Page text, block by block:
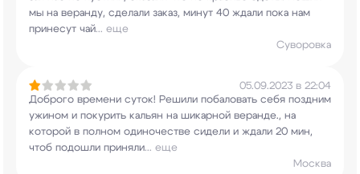
мы на веранду, сделали заказ, минут 40 ждали пока нам
принесут чай... еще
Суворовка
05.09.2023 в 22:04
Доброго времени суток! Решили побаловать себя поздним
ужином и покурить кальян на шикарной веранде., на
которой в полном одиночестве сидели и ждали 20 мин,
чтоб подошли приняли... еще
Москва